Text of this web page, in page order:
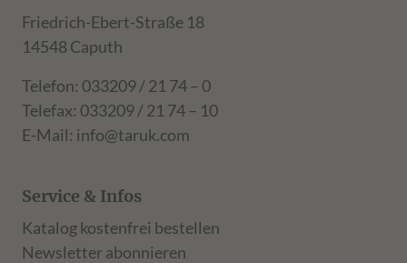
Friedrich-Ebert-Straße 18
14548 Caputh
Telefon: 033209 / 21 74 – 0
Telefax: 033209 / 21 74 – 10
E-Mail: info@taruk.com
Service & Infos
Katalog kostenfrei bestellen
Newsletter abonnieren